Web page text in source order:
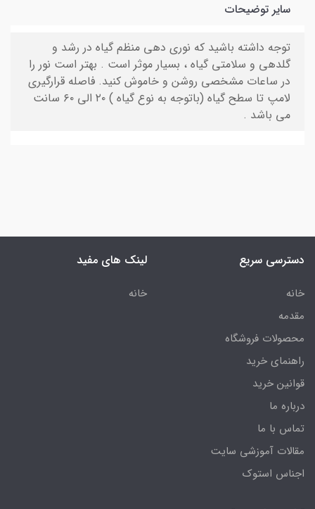
سایر توضیحات
توجه داشته باشید که نوری دهی منظم گیاه در رشد و
گلدهی و سلامتی گیاه ، بسیار موثر است . بهتر است نور را
در ساعات مشخصی روشن و خاموش کنید. فاصله قرارگیری
لامپ تا سطح گیاه (باتوجه به نوع گیاه ) ۲۰ الی ۶۰ سانت
می باشد .
دسترسی سریع
خانه
مقدمه
محصولات فروشگاه
راهنمای خرید
قوانین خرید
درباره ما
تماس با ما
مقالات آموزشی سایت
اجناس استوک
لینک های مفید
خانه